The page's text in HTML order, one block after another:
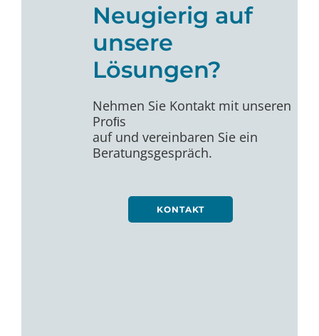
Neugierig auf
unsere
Lösungen?
Nehmen Sie Kontakt mit unseren
Proﬁs
auf und vereinbaren Sie ein
Beratungsgespräch.
KONTAKT